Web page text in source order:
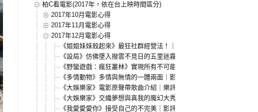
柏C看電影(2017年，依在台上映時間區分)
2017年10月電影心得
2017年11月電影心得
2017年12月電影心得
《姐姐妹妹殺起來》最狂社群經營法！｜影評．心得．myVideo電影
《設局》仿佛墜入撥雲不見日的五里迷霧之中｜影評．心得
《野蠻遊戲：瘋狂叢林》實現所有不可能的遊戲世界｜影評．心得
《多情動物》多情與無情的一體兩面｜影評．心得
《大娛樂家》電影原聲帶歌曲介紹｜樂評
《大娛樂家》交織夢想與真我的魔幻大秀！｜影評．心得
《我愛愛愛你》接受自己的不完美｜影評．心得